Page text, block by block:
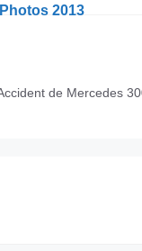
Photos 2013
de Mercedes